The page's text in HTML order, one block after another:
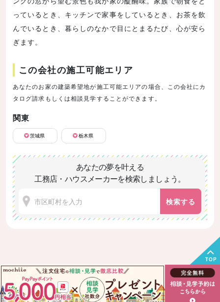
っているとき、キッチンで家事をしているとき、お茶を飲
んでいるとき、暮らしのなかで目にとまるたび、心が安ら
ぎます。
この会社の施工可能エリア
あなたのお家の建築希望地が施工可能エリアの場合、この会社にカ
タログ請求もしくは相談見学することができます。
関東
茨城県 栃木県
あなたの夢を叶える
工務店・ハウスメーカーを検索しましょう。
検索する
TOP